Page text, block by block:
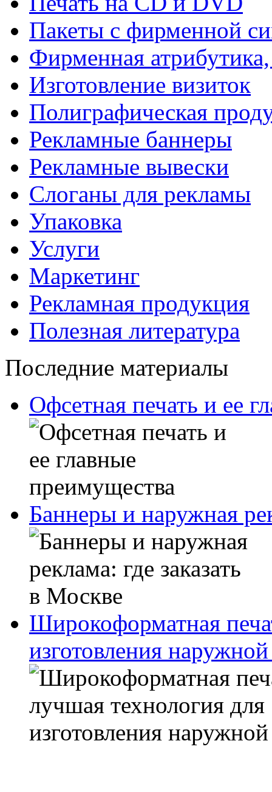
Пакеты с фирменной
Фирменная
Изготовление визиток
Полиграфическая
Рекламные баннеры
Рекламные вывески
Слоганы для рекламы
Упаковка
Услуги
Маркетинг
Рекламная продукция
Полезная литература
Последние материалы
Офсетная печать и ее
Баннеры и наружная
Широкоформатная
изготовления